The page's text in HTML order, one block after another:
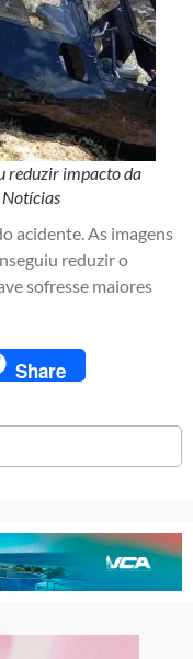
reduzir impacto da
Notícias
acidente. As imagens
reduzir o
sofresse maiores
Share